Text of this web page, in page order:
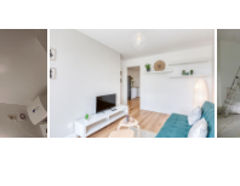
Peinture